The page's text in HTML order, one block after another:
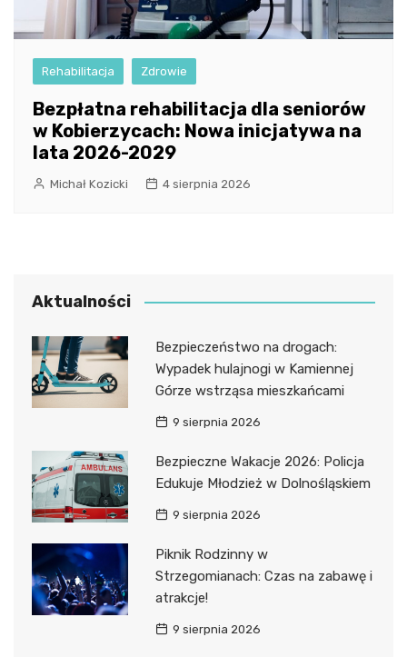
Rehabilitacja Zdrowie
Bezpłatna rehabilitacja dla seniorów
w Kobierzycach: Nowa inicjatywa na
lata 2026-2029
Michał Kozicki 4 sierpnia 2026
Aktualności
Bezpieczeństwo na drogach:
Wypadek hulajnogi w Kamiennej
Górze wstrząsa mieszkańcami
9 sierpnia 2026
Bezpieczne Wakacje 2026: Policja
Edukuje Młodzież w Dolnośląskiem
9 sierpnia 2026
Piknik Rodzinny w
Strzegomianach: Czas na zabawę i
atrakcje!
9 sierpnia 2026